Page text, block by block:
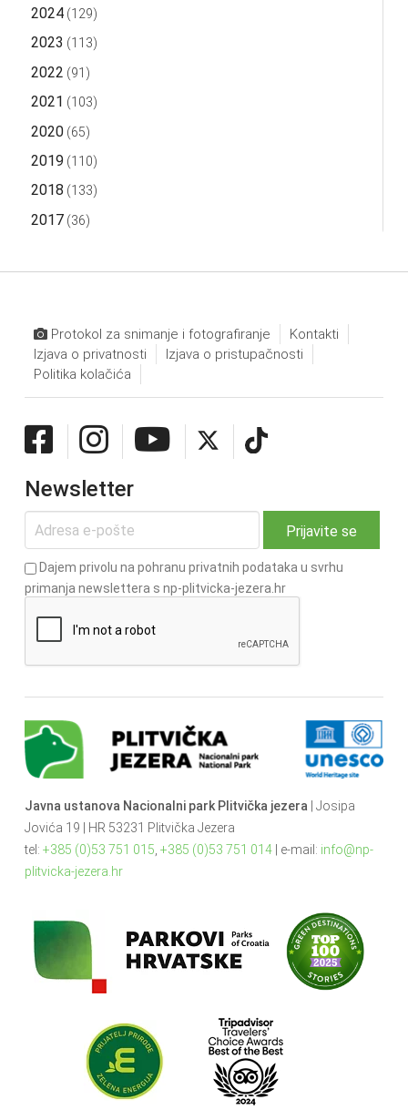
2024(129)
2023 (113)
2022 (91)
2021 (103)
2020(65)
2019 (110)
2018 (133)
2017(36)
Protokol za snimanje i fotografiranje
Kontakti
Izjava o privatnosti
Izjava o pristupačnosti
Politika kolačića
Newsletter
Dajem privolu na pohranu privatnih podataka u svrhu
primanja newslettera s np-plitvicka-jezera.hr
Javna ustanova Nacionalni park Plitvička jezera| Josipa
Jovića 19 | HR 53231 Plitvička Jezera
tel: +385 (0)53 751 015, +385 (0)53 751 014| e-mail: info@np-
plitvicka-jezera.hr